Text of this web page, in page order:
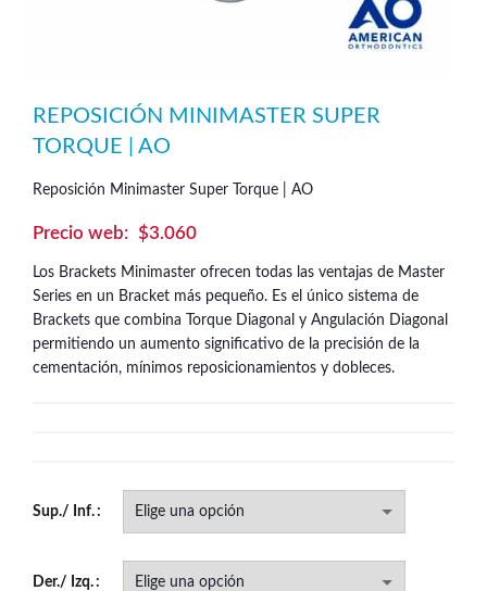
REPOSICIÓN MINIMASTER SUPER
TORQUE | AO
Reposición Minimaster Super Torque | AO
$3.060
Los Brackets Minimaster ofrecen todas las ventajas de Master
Series en un Bracket más pequeño. Es el único sistema de
Brackets que combina Torque Diagonal y Angulación Diagonal
permitiendo un aumento significativo de la precisión de la
cementación, mínimos reposicionamientos y dobleces.
Sup./ Inf.
Der./ Izq.